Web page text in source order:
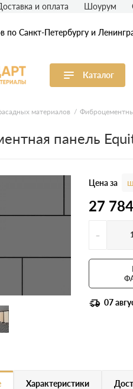
по Санкт-Петербургу и
Каталог
сайдинг
сайдинг
и оплата Шоурум
материалов
панель
Цена за
27
-
07
Характеристики